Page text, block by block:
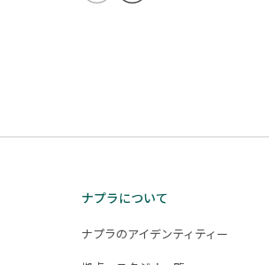
ナプラについて
ナプラのアイデンティティー